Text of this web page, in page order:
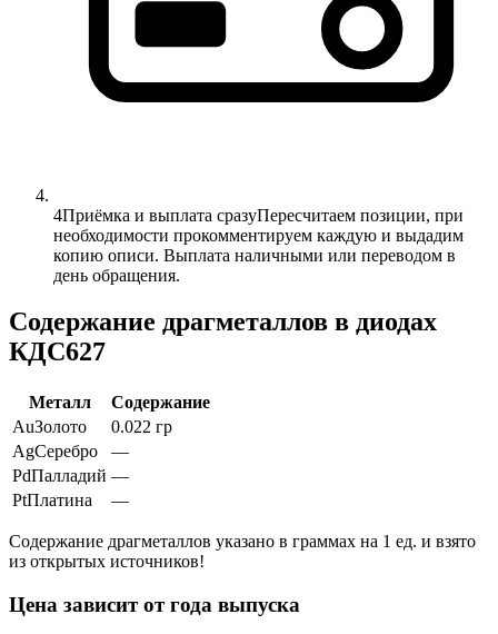
4Приёмка и выплата сразуПересчитаем позиции, при
необходимости прокомментируем каждую и выдадим
копию описи. Выплата наличными или переводом в
день обращения.
Содержание драгметаллов в диодах
КДС627
Металл
Содержание
AuЗолото
0.022 гр
AgСеребро
—
PdПалладий —
PtПлатина —
Содержание драгметаллов указано в граммах на 1 ед. и взято
из открытых источников!
Цена зависит от года выпуска